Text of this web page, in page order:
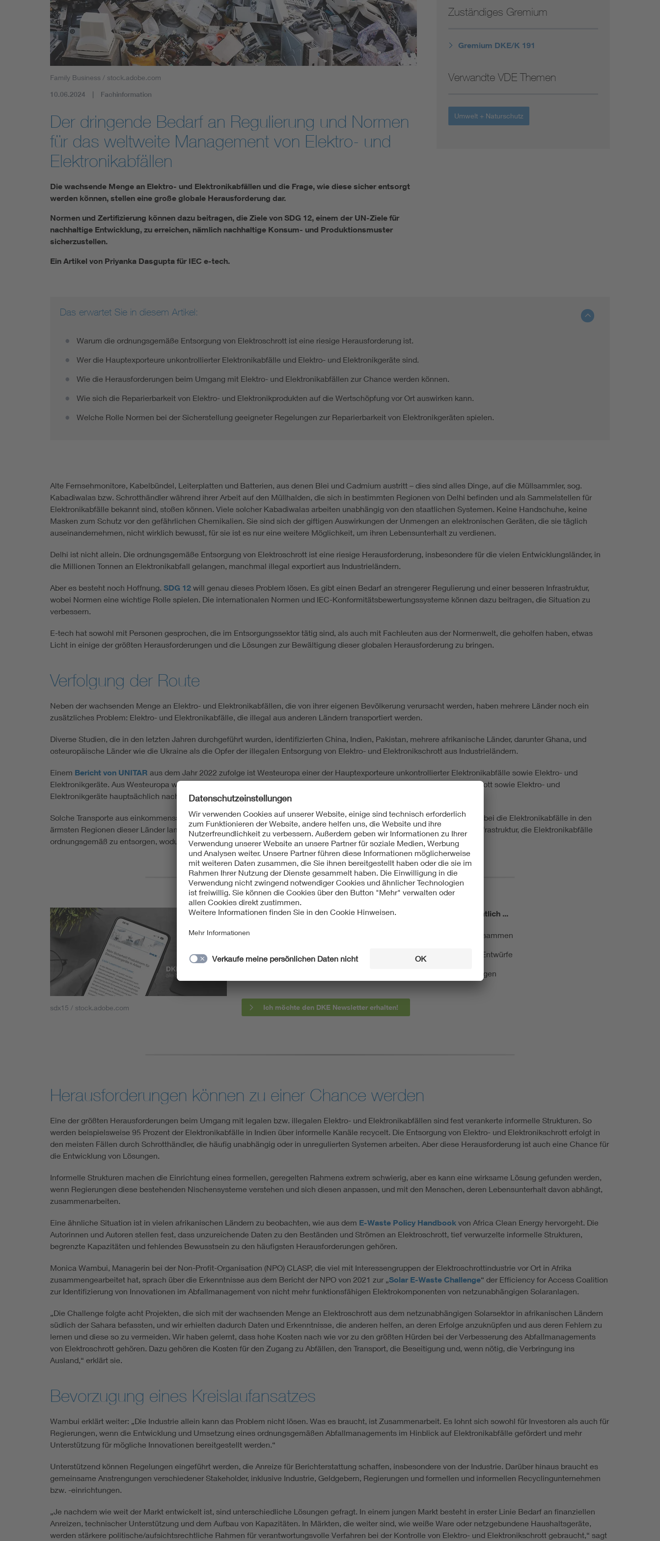
Industry
Living
Mobility
Smart Cities
DIN VDE 0100 für sichere Elektroinstallationen
Elektrofachkraft (EFK)
Niederspannungsrichtlinie
Family Business / stock.adobe.com
10.06.2024 Fachinformation
Der dringende Bedarf an Regulierung und Normen
für das weltweite Management von Elektro- und
Elektronikabfällen
Die wachsende Menge an Elektro- und Elektronikabfällen und die Frage, wie diese sicher entsorgt
werden können, stellen eine große globale Herausforderung dar.
Normen und Zertifizierung können dazu beitragen, die Ziele von SDG 12, einem der UN-Ziele für
nachhaltige Entwicklung, zu erreichen, nämlich nachhaltige Konsum- und Produktionsmuster
sicherzustellen.
Ein Artikel von Priyanka Dasgupta für IEC e-tech.
Zuständiges Gremium
Gremium DKE/K 191
Verwandte VDE Themen
Umwelt + Naturschutz
Das erwartet Sie in diesem Artikel:
Warum die ordnungsgemäße Entsorgung von Elektroschrott ist eine riesige Herausforderung ist.
Wer die Hauptexporteure unkontrollierter Elektronikabfälle und Elektro- und Elektronikgeräte sind.
Wie die Herausforderungen beim Umgang mit Elektro- und Elektronikabfällen zur Chance werden können.
Wie sich die Reparierbarkeit von Elektro- und Elektronikprodukten auf die Wertschöpfung vor Ort auswirken kann.
Welche Rolle Normen bei der Sicherstellung geeigneter Regelungen zur Reparierbarkeit von Elektronikgeräten spielen.
Alte Fernsehmonitore, Kabelbündel, Leiterplatten und Batterien, aus denen Blei und Cadmium austritt – dies sind alles Dinge, auf die Müllsammler, sog.
Kabadiwalas bzw. Schrotthändler während ihrer Arbeit auf den Müllhalden, die sich in bestimmten Regionen von Delhi befinden und als Sammelstellen für
Elektronikabfälle bekannt sind, stoßen können. Viele solcher Kabadiwalas arbeiten unabhängig von den staatlichen Systemen. Keine Handschuhe, keine
Masken zum Schutz vor den gefährlichen Chemikalien. Sie sind sich der giftigen Auswirkungen der Unmengen an elektronischen Geräten, die sie täglich
auseinandernehmen, nicht wirklich bewusst, für sie ist es nur eine weitere Möglichkeit, um ihren Lebensunterhalt zu verdienen.
Delhi ist nicht allein. Die ordnungsgemäße Entsorgung von Elektroschrott ist eine riesige Herausforderung, insbesondere für die vielen Entwicklungsländer, in
die Millionen Tonnen an Elektronikabfall gelangen, manchmal illegal exportiert aus Industrieländern.
Aber es besteht noch Hoffnung. SDG 12 will genau dieses Problem lösen. Es gibt einen Bedarf an strengerer Regulierung und einer besseren Infrastruktur,
wobei Normen eine wichtige Rolle spielen. Die internationalen Normen und IEC-Konformitätsbewertungssysteme können dazu beitragen, die Situation zu
verbessern.
E-tech hat sowohl mit Personen gesprochen, die im Entsorgungssektor tätig sind, als auch mit Fachleuten aus der Normenwelt, die geholfen haben, etwas
Licht in einige der größten Herausforderungen und die Lösungen zur Bewältigung dieser globalen Herausforderung zu bringen.
Verfolgung der Route
Neben der wachsenden Menge an Elektro- und Elektronikabfällen, die von ihrer eigenen Bevölkerung verursacht werden, haben mehrere Länder noch ein
zusätzliches Problem: Elektro- und Elektronikabfälle, die illegal aus anderen Ländern transportiert werden.
Diverse Studien, die in den letzten Jahren durchgeführt wurden, identifizierten China, Indien, Pakistan, mehrere afrikanische Länder, darunter Ghana, und
osteuropäische Länder wie die Ukraine als die Opfer der illegalen Entsorgung von Elektro- und Elektronikschrott aus Industrieländern.
Einem Bericht von UNITAR aus dem Jahr 2022 zufolge ist Westeuropa einer der Hauptexporteure unkontrollierter Elektronikabfälle sowie Elektro- und
Elektronikgeräte. Aus Westeuropa werden knapp 0,6 Millionen Tonnen bzw. Megatonnen (Mt) an Elektro- und Elektronikschrott sowie Elektro- und
Elektronikgeräte hauptsächlich nach West- und Nordafrika, Osteuropa und Südostasien exportiert.
Solche Transporte aus einkommensstarken in einkommensschwache Länder geschehen meist auf kontinentaler Ebene, wobei die Elektronikabfälle in den
ärmsten Regionen dieser Länder landen. Der Endempfänger verfügt häufig über keine angemessene Gesetzgebung oder Infrastruktur, die Elektronikabfälle
ordnungsgemäß zu entsorgen, wodurch es zu Gefährdungen der Gesundheit sowie der Umwelt kommt.
sdx15 / stock.adobe.com
Mit unserem DKE Newsletter sind Sie immer top informiert! Monatlich ...
fassen wir die wichtigsten Entwicklungen in der Normung kurz zusammen
berichten wir über aktuelle Arbeitsergebnisse, Publikationen und Entwürfe
informieren wir Sie bereits frühzeitig über zukünftige Veranstaltungen
Ich möchte den DKE Newsletter erhalten!
Herausforderungen können zu einer Chance werden
Eine der größten Herausforderungen beim Umgang mit legalen bzw. illegalen Elektro- und Elektronikabfällen sind fest verankerte informelle Strukturen. So
werden beispielsweise 95 Prozent der Elektronikabfälle in Indien über informelle Kanäle recycelt. Die Entsorgung von Elektro- und Elektronikschrott erfolgt in
den meisten Fällen durch Schrotthändler, die häufig unabhängig oder in unregulierten Systemen arbeiten. Aber diese Herausforderung ist auch eine Chance für
die Entwicklung von Lösungen.
Informelle Strukturen machen die Einrichtung eines formellen, geregelten Rahmens extrem schwierig, aber es kann eine wirksame Lösung gefunden werden,
wenn Regierungen diese bestehenden Nischensysteme verstehen und sich diesen anpassen, und mit den Menschen, deren Lebensunterhalt davon abhängt,
zusammenarbeiten.
Eine ähnliche Situation ist in vielen afrikanischen Ländern zu beobachten, wie aus dem E-Waste Policy Handbook von Africa Clean Energy hervorgeht. Die
Autorinnen und Autoren stellen fest, dass unzureichende Daten zu den Beständen und Strömen an Elektroschrott, tief verwurzelte informelle Strukturen,
begrenzte Kapazitäten und fehlendes Bewusstsein zu den häufigsten Herausforderungen gehören.
Monica Wambui, Managerin bei der Non-Profit-Organisation (NPO) CLASP, die viel mit Interessengruppen der Elektroschrottindustrie vor Ort in Afrika
zusammengearbeitet hat, sprach über die Erkenntnisse aus dem Bericht der NPO von 2021 zur „Solar E-Waste Challenge“ der Efficiency for Access Coalition
zur Identifizierung von Innovationen im Abfallmanagement von nicht mehr funktionsfähigen Elektrokomponenten von netzunabhängigen Solaranlagen.
„Die Challenge folgte acht Projekten, die sich mit der wachsenden Menge an Elektroschrott aus dem netzunabhängigen Solarsektor in afrikanischen Ländern
südlich der Sahara befassten, und wir erhielten dadurch Daten und Erkenntnisse, die anderen helfen, an deren Erfolge anzuknüpfen und aus deren Fehlern zu
lernen und diese so zu vermeiden. Wir haben gelernt, dass hohe Kosten nach wie vor zu den größten Hürden bei der Verbesserung des Abfallmanagements
von Elektroschrott gehören. Dazu gehören die Kosten für den Zugang zu Abfällen, den Transport, die Beseitigung und, wenn nötig, die Verbringung ins
Ausland,“ erklärt sie.
Bevorzugung eines Kreislaufansatzes
Wambui erklärt weiter: „Die Industrie allein kann das Problem nicht lösen. Was es braucht, ist Zusammenarbeit. Es lohnt sich sowohl für Investoren als auch für
Regierungen, wenn die Entwicklung und Umsetzung eines ordnungsgemäßen Abfallmanagements im Hinblick auf Elektronikabfälle gefördert und mehr
Unterstützung für mögliche Innovationen bereitgestellt werden.“
Unterstützend können Regelungen eingeführt werden, die Anreize für Berichterstattung schaffen, insbesondere von der Industrie. Darüber hinaus braucht es
gemeinsame Anstrengungen verschiedener Stakeholder, inklusive Industrie, Geldgebern, Regierungen und formellen und informellen Recyclingunternehmen
bzw. -einrichtungen.
„Je nachdem wie weit der Markt entwickelt ist, sind unterschiedliche Lösungen gefragt. In einem jungen Markt besteht in erster Linie Bedarf an finanziellen
Anreizen, technischer Unterstützung und dem Aufbau von Kapazitäten. In Märkten, die weiter sind, wie weiße Ware oder netzgebundene Haushaltsgeräte,
werden stärkere politische/aufsichtsrechtliche Rahmen für verantwortungsvolle Verfahren bei der Kontrolle von Elektro- und Elektronikschrott gebraucht,“ sagt